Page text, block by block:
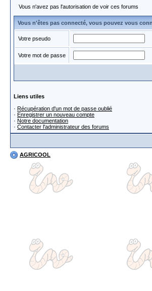
Vous n'avez pas l'autorisation de voir ces forums
Vous n'êtes pas connecté, vous pouvez vous
Votre pseudo
Votre mot de passe
Liens utiles
· Récupération d'un mot de passe oublié
· Enregistrer un nouveau compte
· Notre documentation
· Contacter l'administrateur des forums
AGRICOOL